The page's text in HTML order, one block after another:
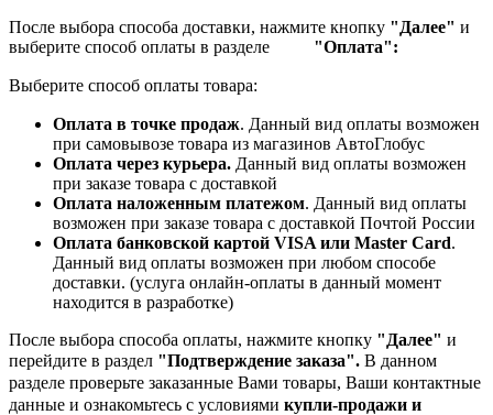
После выбора способа доставки, нажмите кнопку "Далее" и
выберите способ оплаты в разделе "Оплата":
Выберите способ оплаты товара:
Оплата в точке продаж. Данный вид оплаты возможен
при самовывозе товара из магазинов АвтоГлобус
Оплата через курьера. Данный вид оплаты возможен
при заказе товара с доставкой
Оплата наложенным платежом. Данный вид оплаты
возможен при заказе товара с доставкой Почтой России
Оплата банковской картой VISA или Master Card.
Данный вид оплаты возможен при любом способе
доставки. (услуга онлайн-оплаты в данный момент
находится в разработке)
После выбора способа оплаты, нажмите кнопку "Далее" и
перейдите в раздел "Подтверждение заказа". В данном
разделе проверьте заказанные Вами товары, Ваши контактные
данные и ознакомьтесь с условиями купли-продажи и